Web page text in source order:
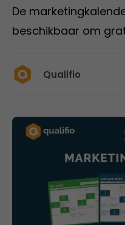
De
beschikbaar om
Qualifio